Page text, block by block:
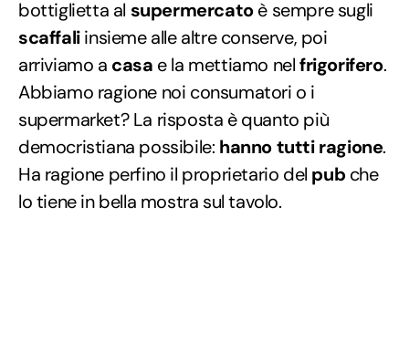
bottiglietta al supermercatoè sempre sugli
scaffaliinsieme alle altre conserve, poi
arriviamo a casa e la mettiamo nelfrigorifero.
Abbiamo ragione noi consumatori o i
supermarket? La risposta è quanto più
democristiana possibile: hanno tutti ragione.
Ha ragione perfino il proprietario del pub che
lo tiene in bella mostra sul tavolo.